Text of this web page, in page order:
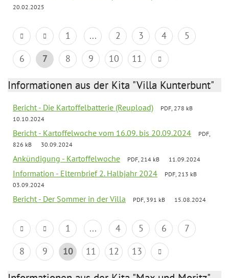
20.02.2025
1 ... 2 3 4
5
6
7 8 9 10 11
Informationen aus der Kita "Villa Kunterbunt"
Bericht - Die Kartoffelbatterie (Reupload)
PDF, 278 kB
10.10.2024
Bericht - Kartoffelwoche vom 16.09. bis 20.09.2024
PDF,
826 kB
30.09.2024
Ankündigung - Kartoffelwoche PDF, 214 kB 11.09.2024
Information - Elternbrief 2. Halbjahr 2024
PDF, 213 kB
03.09.2024
Bericht - Der Sommer in der Villa PDF, 391 kB 15.08.2024
1 ... 4 5 6
7
8
9 10 11 12 13